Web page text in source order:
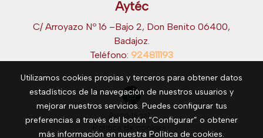
Aytéc
C/ Arroyazo Nº 16 –Bajo 2, Don Benito 06400,
Badajoz.
Teléfono: 924811193
Aviso legal
Utilizamos cookies propias y terceros para obtener datos
estadísticos de la navegación de nuestros usuarios y
mejorar nuestros servicios. Puedes configurar tus
preferencias a través del botón “Configurar” o obtener
más información en nuestra Política de cookies.